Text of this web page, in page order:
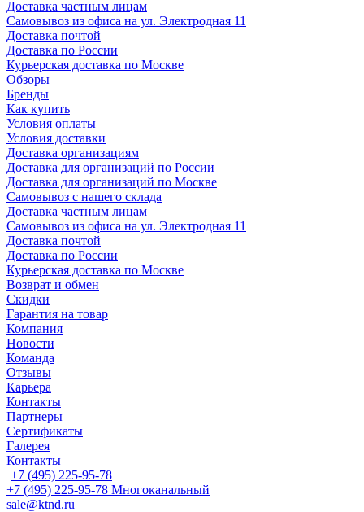
Доставка частным лицам
Самовывоз из офиса на ул. Электродная 11
Доставка почтой
Доставка по России
Курьерская доставка по Москве
Обзоры
Бренды
Как купить
Условия оплаты
Условия доставки
Доставка организациям
Доставка для организаций по России
Доставка для организаций по Москве
Самовывоз с нашего склада
Доставка частным лицам
Самовывоз из офиса на ул. Электродная 11
Доставка почтой
Доставка по России
Курьерская доставка по Москве
Возврат и обмен
Скидки
Гарантия на товар
Компания
Новости
Команда
Отзывы
Карьера
Контакты
Партнеры
Сертификаты
Галерея
Контакты
+7 (495) 225-95-78
+7 (495) 225-95-78 Многоканальный
sale@ktnd.ru